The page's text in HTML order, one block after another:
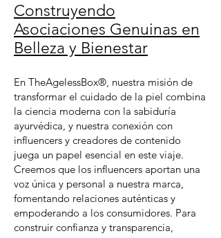
Construyendo
Asociaciones Genuinas en
Belleza y Bienestar
En TheAgelessBox®, nuestra misión de
transformar el cuidado de la piel combina
la ciencia moderna con la sabiduría
ayurvédica, y nuestra conexión con
influencers y creadores de contenido
juega un papel esencial en este viaje.
Creemos que los influencers aportan una
voz única y personal a nuestra marca,
fomentando relaciones auténticas y
empoderando a los consumidores. Para
construir confianza y transparencia,